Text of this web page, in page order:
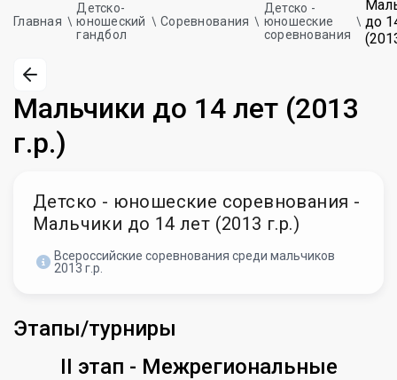
Главная
Детско-
юношеский
гандбол
Соревнования
Детско -
юношеские
соревнования
до
Мальчики до 14 лет (2013
г.р.)
Детско - юношеские соревнования -
Мальчики до 14 лет (2013 г.р.)
Всероссийские соревнования среди мальчиков
2013 г.р.
Этапы/турниры
II этап - Межрегиональные